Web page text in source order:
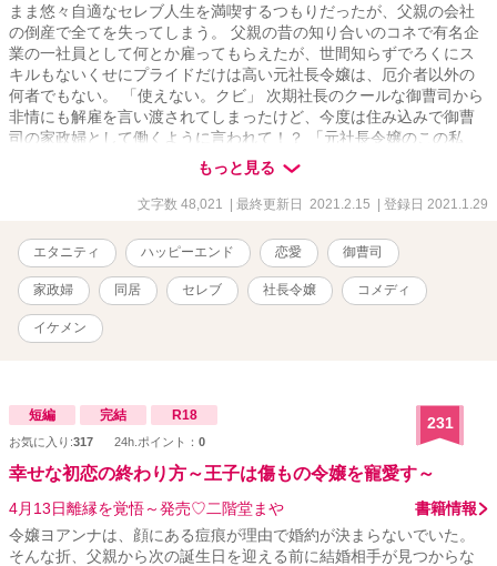
まま悠々自適なセレブ人生を満喫するつもりだったが、父親の会社
の倒産で全てを失ってしまう。 父親の昔の知り合いのコネで有名企
業の一社員として何とか雇ってもらえたが、世間知らずでろくにス
キルもないくせにプライドだけは高い元社長令嬢は、厄介者以外の
何者でもない。 「使えない。クビ」 次期社長のクールな御曹司から
非情にも解雇を言い渡されてしまったけど、今度は住み込みで御曹
司の家政婦として働くように言われて！？ 「元社長令嬢のこの私
が、家政婦！？」 「他に使い道がないのだから仕方ない」 クールな
御曹司とワガママな元社長令嬢が家庭内（職場）で繰り広げる非情
でエゴイスティック、だけど本当は甘い攻防戦の行方は……？
もっと見る
文字数 48,021 | 最終更新日 2021.2.15 | 登録日 2021.1.29
エタニティ ハッピーエンド 恋愛 御曹司
家政婦 同居 セレブ 社長令嬢 コメディ
イケメン
短編 完結 R18
お気に入り:317 24h.ポイント： 0
231
幸せな初恋の終わり方～王子は傷もの令嬢を寵愛す～
4月13日離縁を覚悟～発売♡二階堂まや
書籍情報
令嬢ヨアンナは、顔にある痘痕が理由で婚約が決まらないでいた。
そんな折、父親から次の誕生日を迎える前に結婚相手が見つからな